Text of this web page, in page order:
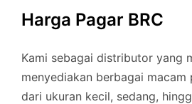
Harga Pagar BRC
Kami sebagai distributor yang
menyediakan berbagai macam
dari ukuran kecil, sedang,